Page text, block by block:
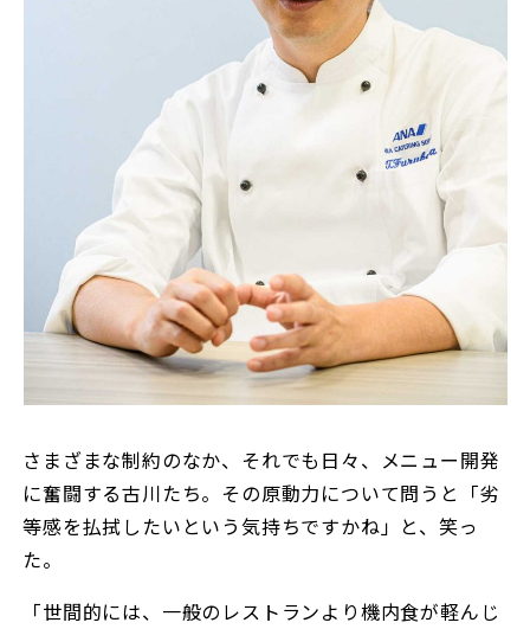
さまざまな制約のなか、それでも日々、メニュー開発
に奮闘する古川たち。その原動力について問うと「劣
等感を払拭したいという気持ちですかね」と、笑っ
た。
「世間的には、一般のレストランより機内食が軽んじ